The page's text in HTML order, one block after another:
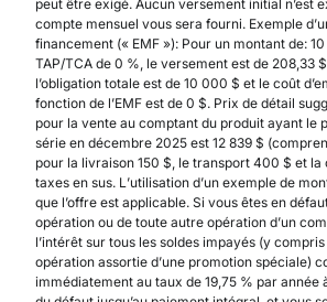
peut être exigé. Aucun versement initial n’est
compte mensuel vous sera fourni. Exemple
financement (« EMF »): Pour un montant de:
TAP/TCA de 0 %, le versement est de 208,33
l’obligation totale est de 10 000 $ et le coût
fonction de l’EMF est de 0 $. Prix de détail
pour la vente au comptant du produit ayant le
série en décembre 2025 est 12 839 $
pour la livraison 150 $, le transport 400 $ et
taxes en sus. L’utilisation d’un exemple de
que l’offre est applicable. Si vous êtes en
opération ou de toute autre opération d’un
l’intérêt sur tous les soldes impayés (y compris
opération assortie d’une promotion spéciale)
immédiatement au taux de 19,75 % par année